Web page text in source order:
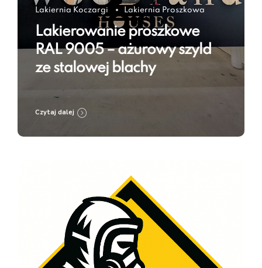
Lakiernia Koczargi Lakiernia Proszkowa
Lakierowanie proszkowe
RAL 9005 – ażurowy szyld
ze stalowej blachy
Czytaj dalej